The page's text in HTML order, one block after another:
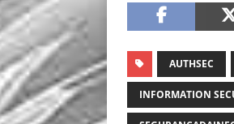
AUTHSEC
INFORMATION